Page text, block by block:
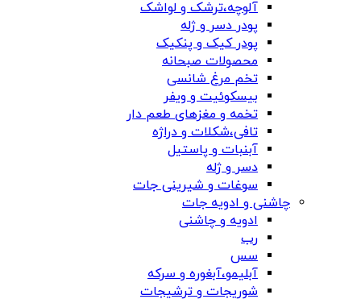
آلوچه،ترشک و لواشک
پودر دسر و ژله
پودر کیک و پنکیک
محصولات صبحانه
تخم مرغ شانسی
بیسکوئیت و ویفر
تخمه و مغزهای طعم دار
تافی،شکلات و دراژه
آبنبات و پاستیل
دسر و ژله
سوغات و شیرینی جات
چاشنی و ادویه جات
ادویه و چاشنی
رب
سس
آبلیمو،آبغوره و سرکه
شوریجات و ترشیجات